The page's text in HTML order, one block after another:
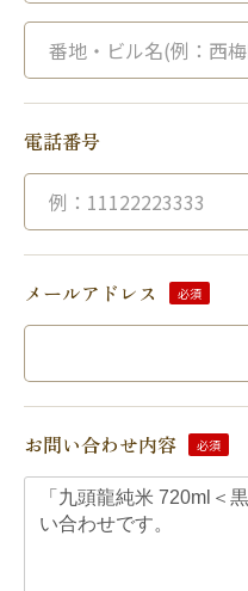
電話番号
メールアドレス 必須
お問い合わせ内容 必須